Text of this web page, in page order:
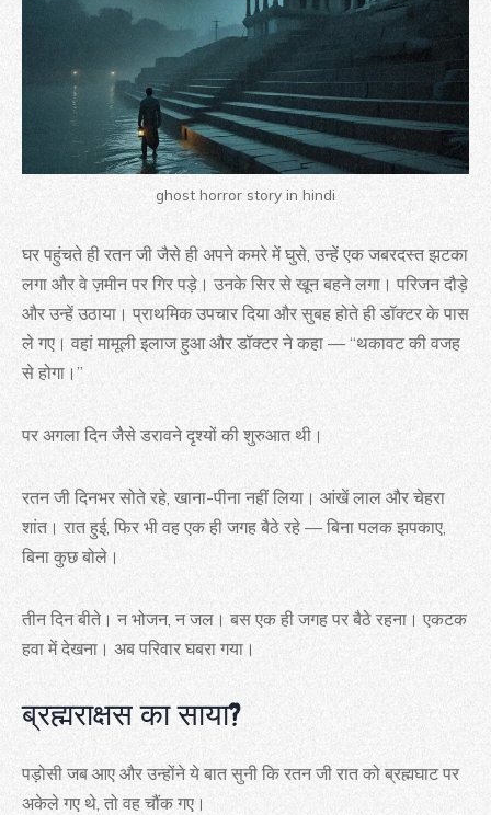
ghost horror story in hindi
घर पहुंचते ही रतन जी जैसे ही अपने कमरे में घुसे, उन्हें एक जबरदस्त झटका
लगा और वे ज़मीन पर गिर पड़े। उनके सिर से खून बहने लगा। परिजन दौड़े
और उन्हें उठाया। प्राथमिक उपचार दिया और सुबह होते ही डॉक्टर के पास
ले गए। वहां मामूली इलाज हुआ और डॉक्टर ने कहा — “थकावट की वजह
से होगा।”
पर अगला दिन जैसे डरावने दृश्यों की शुरुआत थी।
रतन जी दिनभर सोते रहे, खाना-पीना नहीं लिया। आंखें लाल और चेहरा
शांत। रात हुई, फिर भी वह एक ही जगह बैठे रहे — बिना पलक झपकाए,
बिना कुछ बोले।
तीन दिन बीते। न भोजन, न जल। बस एक ही जगह पर बैठे रहना। एकटक
हवा में देखना। अब परिवार घबरा गया।
ब्रह्मराक्षस का साया?
पड़ोसी जब आए और उन्होंने ये बात सुनी कि रतन जी रात को ब्रह्मघाट पर
अकेले गए थे, तो वह चौंक गए।